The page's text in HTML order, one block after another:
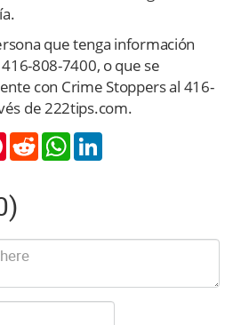
que tenga información
808-7400, o que se
con Crime Stoppers al 416-
de 222tips.com.
PinterestReddit WhatsApp